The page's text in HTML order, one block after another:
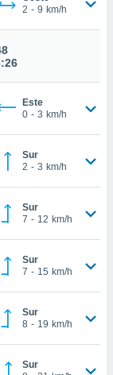
2 - 9 km/h
Este
0 - 3 km/h
Sur
2 - 3 km/h
Sur
7 - 12 km/h
Sur
7 - 15 km/h
Sur
8 - 19 km/h
Sur